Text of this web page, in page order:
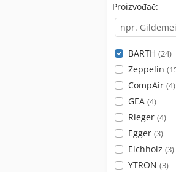
Proizvođač:
BARTH (24)
Zeppelin
CompAir (4)
GEA (4)
Rieger (4)
Egger (3)
Eichholz (3)
YTRON (3)